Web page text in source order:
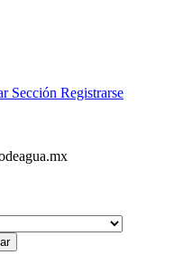
Sección Registrarse